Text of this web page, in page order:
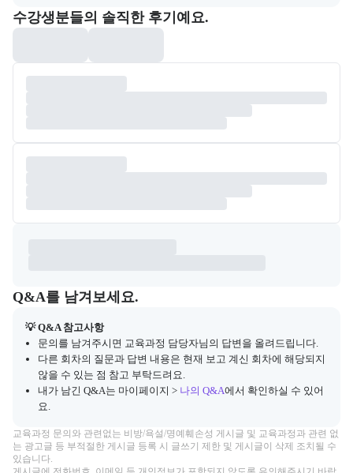
포폴&후기
수강생분들의 솔직한 후기예요.
Q&A
캠프 관련 질문과 답변 목록을 확인하고, 질문을 작성할 수 있다.
Q&A를 남겨보세요.
💡 Q&A 참고사항
문의를 남겨주시면 교육과정 담당자님의 답변을 올려드립니다.
다른 회차의 질문과 답변 내용은 현재 보고 계신 회차에 해당되지
않을 수 있는 점 참고 부탁드려요.
내가 남긴 Q&A는 마이페이지 > 나의 Q&A에서 확인하실 수 있어
요.
교육과정 문의와 관련없는 비방/욕설/명예훼손성 게시글 및 교육과정과 관련 없
는 광고글 등 부적절한 게시글 등록 시 글쓰기 제한 및 게시글이 삭제 조치될 수
있습니다.